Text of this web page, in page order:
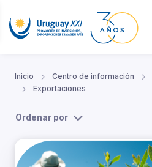
Inicio Centro de información
Exportaciones
Ordenar por